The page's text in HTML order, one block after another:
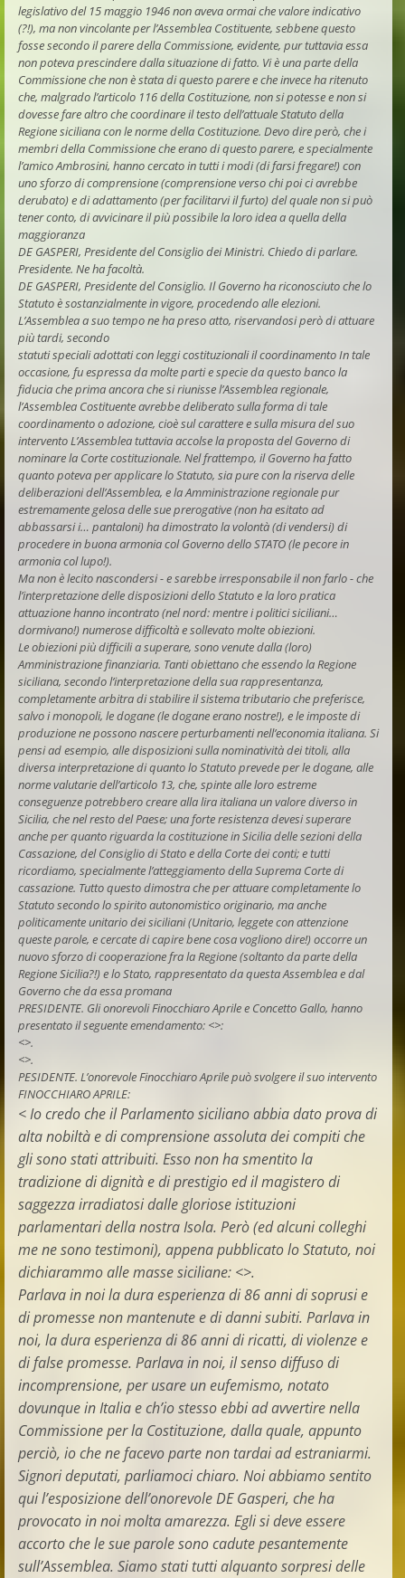
legislativo del 15 maggio 1946 non aveva ormai che valore indicativo
(?!), ma non vincolante per l’Assemblea Costituente, sebbene questo
fosse secondo il parere della Commissione, evidente, pur tuttavia essa
non poteva prescindere dalla situazione di fatto. Vi è una parte della
Commissione che non è stata di questo parere e che invece ha ritenuto
che, malgrado l’articolo 116 della Costituzione, non si potesse e non si
dovesse fare altro che coordinare il testo dell’attuale Statuto della
Regione siciliana con le norme della Costituzione. Devo dire però, che i
membri della Commissione che erano di questo parere, e specialmente
l’amico Ambrosini, hanno cercato in tutti i modi (di farsi fregare!) con
uno sforzo di comprensione (comprensione verso chi poi ci avrebbe
derubato) e di adattamento (per facilitarvi il furto) del quale non si può
tener conto, di avvicinare il più possibile la loro idea a quella della
maggioranza
DE GASPERI, Presidente del Consiglio dei Ministri. Chiedo di parlare.
Presidente. Ne ha facoltà.
DE GASPERI, Presidente del Consiglio. Il Governo ha riconosciuto che lo
Statuto è sostanzialmente in vigore, procedendo alle elezioni.
L’Assemblea a suo tempo ne ha preso atto, riservandosi però di attuare
più tardi, secondo
statuti speciali adottati con leggi costituzionali il coordinamento In tale
occasione, fu espressa da molte parti e specie da questo banco la
fiducia che prima ancora che si riunisse l’Assemblea regionale,
l’Assemblea Costituente avrebbe deliberato sulla forma di tale
coordinamento o adozione, cioè sul carattere e sulla misura del suo
intervento L’Assemblea tuttavia accolse la proposta del Governo di
nominare la Corte costituzionale. Nel frattempo, il Governo ha fatto
quanto poteva per applicare lo Statuto, sia pure con la riserva delle
deliberazioni dell’Assemblea, e la Amministrazione regionale pur
estremamente gelosa delle sue prerogative (non ha esitato ad
abbassarsi i… pantaloni) ha dimostrato la volontà (di vendersi) di
procedere in buona armonia col Governo dello STATO (le pecore in
armonia col lupo!).
Ma non è lecito nascondersi - e sarebbe irresponsabile il non farlo - che
l’interpretazione delle disposizioni dello Statuto e la loro pratica
attuazione hanno incontrato (nel nord: mentre i politici siciliani…
dormivano!) numerose difficoltà e sollevato molte obiezioni.
Le obiezioni più difficili a superare, sono venute dalla (loro)
Amministrazione finanziaria. Tanti obiettano che essendo la Regione
siciliana, secondo l’interpretazione della sua rappresentanza,
completamente arbitra di stabilire il sistema tributario che preferisce,
salvo i monopoli, le dogane (le dogane erano nostre!), e le imposte di
produzione ne possono nascere perturbamenti nell’economia italiana. Si
pensi ad esempio, alle disposizioni sulla nominatività dei titoli, alla
diversa interpretazione di quanto lo Statuto prevede per le dogane, alle
norme valutarie dell’articolo 13, che, spinte alle loro estreme
conseguenze potrebbero creare alla lira italiana un valore diverso in
Sicilia, che nel resto del Paese; una forte resistenza devesi superare
anche per quanto riguarda la costituzione in Sicilia delle sezioni della
Cassazione, del Consiglio di Stato e della Corte dei conti; e tutti
ricordiamo, specialmente l’atteggiamento della Suprema Corte di
cassazione. Tutto questo dimostra che per attuare completamente lo
Statuto secondo lo spirito autonomistico originario, ma anche
politicamente unitario dei siciliani (Unitario, leggete con attenzione
queste parole, e cercate di capire bene cosa vogliono dire!) occorre un
nuovo sforzo di cooperazione fra la Regione (soltanto da parte della
Regione Sicilia?!) e lo Stato, rappresentato da questa Assemblea e dal
Governo che da essa promana
PRESIDENTE. Gli onorevoli Finocchiaro Aprile e Concetto Gallo, hanno
presentato il seguente emendamento: <>:
<>.
<>.
PESIDENTE. L’onorevole Finocchiaro Aprile può svolgere il suo intervento
FINOCCHIARO APRILE:
< Io credo che il Parlamento siciliano abbia dato prova di
alta nobiltà e di comprensione assoluta dei compiti che
gli sono stati attribuiti. Esso non ha smentito la
tradizione di dignità e di prestigio ed il magistero di
saggezza irradiatosi dalle gloriose istituzioni
parlamentari della nostra Isola. Però (ed alcuni colleghi
me ne sono testimoni), appena pubblicato lo Statuto, noi
dichiarammo alle masse siciliane: <>.
Parlava in noi la dura esperienza di 86 anni di soprusi e
di promesse non mantenute e di danni subiti. Parlava in
noi, la dura esperienza di 86 anni di ricatti, di violenze e
di false promesse. Parlava in noi, il senso diffuso di
incomprensione, per usare un eufemismo, notato
dovunque in Italia e ch’io stesso ebbi ad avvertire nella
Commissione per la Costituzione, dalla quale, appunto
perciò, io che ne facevo parte non tardai ad estraniarmi.
Signori deputati, parliamoci chiaro. Noi abbiamo sentito
qui l’esposizione dell’onorevole DE Gasperi, che ha
provocato in noi molta amarezza. Egli si deve essere
accorto che le sue parole sono cadute pesantemente
sull’Assemblea. Siamo stati tutti alquanto sorpresi delle